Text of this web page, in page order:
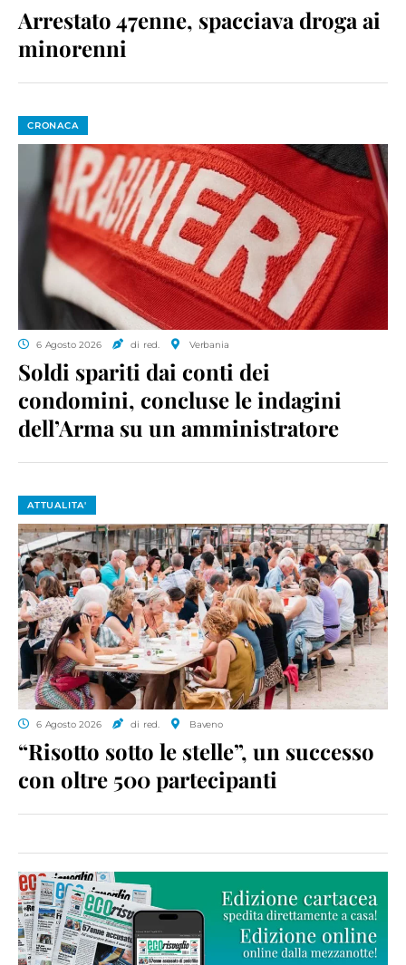
Arrestato 47enne, spacciava droga ai
minorenni
CRONACA
6 Agosto 2026 di red. Verbania
Soldi spariti dai conti dei
condomini, concluse le indagini
dell’Arma su un amministratore
ATTUALITA'
6 Agosto 2026 di red. Baveno
“Risotto sotto le stelle”, un successo
con oltre 500 partecipanti